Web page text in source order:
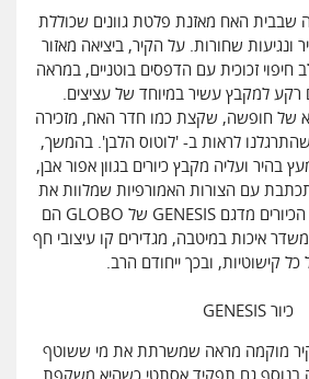
האח מאזנת פלטת גוונים שכוללת
ונגיעות שחורות. על הקיר, ביציאה מאזור
חיפוי זכוכית עם הדפסים בוטניים, במראה
רקע למקבץ עשיר במיוחד של עציצים.
של חופשה, שקצת כמו חדר האח, מזכירה
לראות ב- 'לוטוס הלבן'. בהמשך,
בהיר ועליה מקבץ כיורים בגוון אפור אבן,
עם הצורות האמורפיות שמלוות את
החללים השונים בבית. הכיורים מדגם GENESIS של GLOBO הם
איכות במיטבה, מגדירים קו עיצובי חף
כל קישוטיות, ובכך ייחודם הרב.
כיור GENESIS
מוקמה מראה שמשרתת את מי ששוטף
בנוסף גם תפקיד אסתטי כשהיא משקפת